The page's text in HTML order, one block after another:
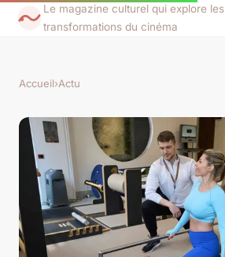
Le magazine culturel qui explore les
transformations du cinéma
Accueil›Actu